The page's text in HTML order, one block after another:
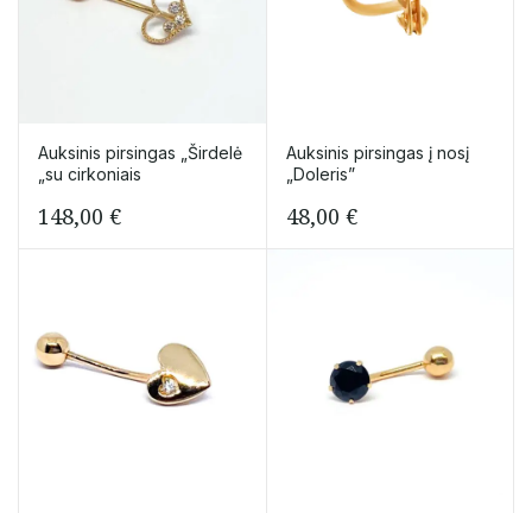
Auksinis pirsingas „Širdelė
„su cirkoniais
148,00 €
Auksinis pirsingas į nosį
„Doleris”
48,00 €